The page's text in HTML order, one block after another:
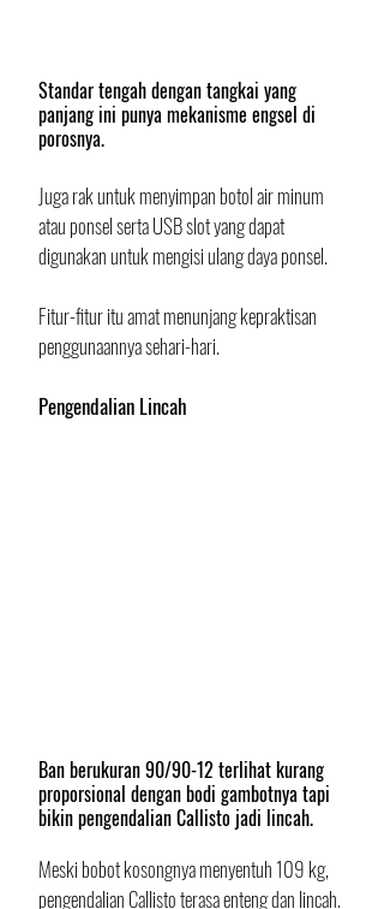
Standar tengah dengan tangkai yang
panjang ini punya mekanisme engsel di
porosnya.
Juga rak untuk menyimpan botol air minum
atau ponsel serta USB slot yang dapat
digunakan untuk mengisi ulang daya ponsel.
Fitur-fitur itu amat menunjang kepraktisan
penggunaannya sehari-hari.
Pengendalian Lincah
Ban berukuran 90/90-12 terlihat kurang
proporsional dengan bodi gambotnya tapi
bikin pengendalian Callisto jadi lincah.
Meski bobot kosongnya menyentuh 109 kg,
pengendalian Callisto terasa enteng dan lincah.